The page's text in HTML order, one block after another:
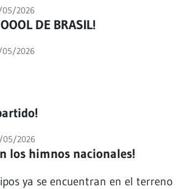
05/2026
DE BRASIL!
05/2026
05/2026
los himnos nacionales!
ya se encuentran en el terreno